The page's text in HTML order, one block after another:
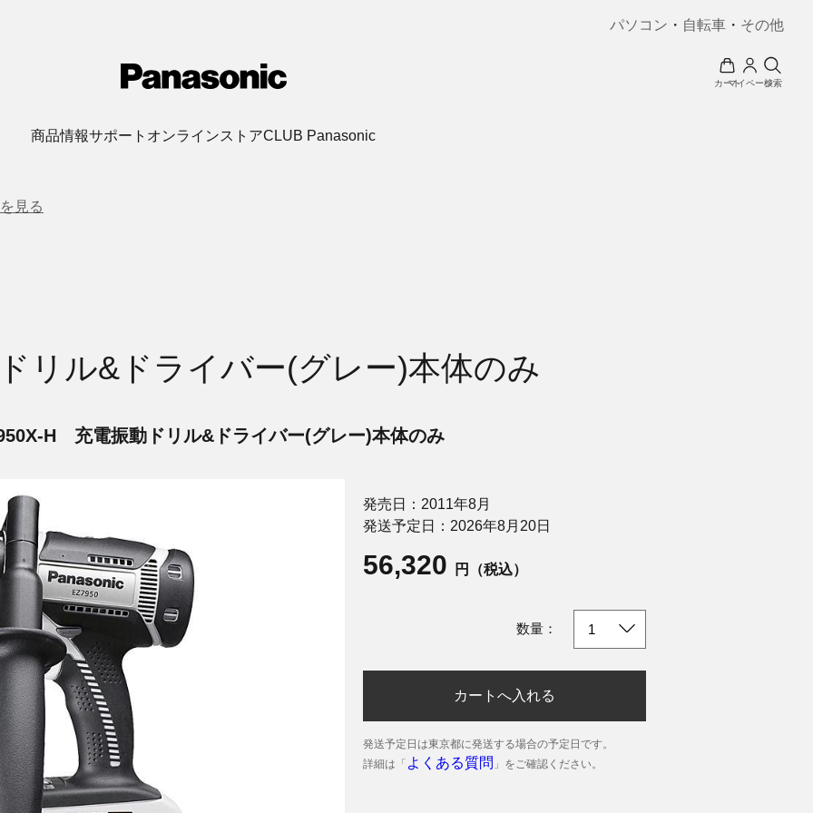
パソコン ・ 自転車 ・ その他
カートマイページ検索
商品情報サポート オンラインストアCLUB Panasonic
見る
リル&ドライバー(グレー)本体のみ
H 充電振動ドリル&ドライバー(グレー)本体のみ
発売日：2011年8月
発送予定日：2026年8月20日
56,320 円（税込）
数量：
カートへ入れる
発送予定日は東京都に発送する場合の予定日です。
詳細は「 よくある質問 」をご確認ください。